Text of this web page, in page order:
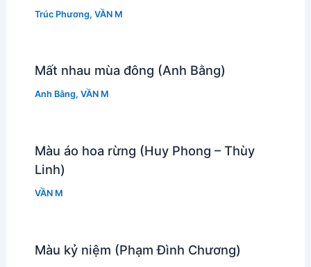
Trúc Phương, VẦN M
Mất nhau mùa đông (Anh Bằng)
Anh Bằng, VẦN M
Màu áo hoa rừng (Huy Phong – Thùy
Linh)
VẦN M
Màu kỷ niệm (Phạm Đình Chương)